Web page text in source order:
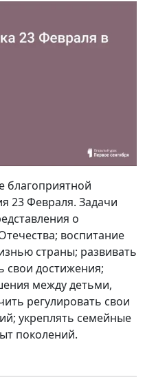
благоприятной
23 Февраля. Задачи
о
воспитание
страны; развивать
свои достижения;
между детьми,
регулировать свои
укреплять семейные
поколений.